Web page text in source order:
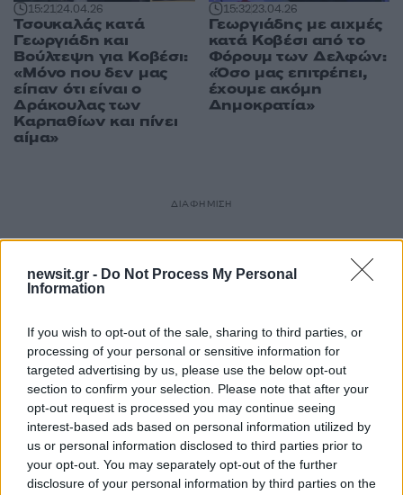
newsit.gr - Do Not Process My Personal
Information
If you wish to opt-out of the sale, sharing to third parties, or
processing of your personal or sensitive information for
targeted advertising by us, please use the below opt-out
section to confirm your selection. Please note that after your
opt-out request is processed you may continue seeing
interest-based ads based on personal information utilized by
us or personal information disclosed to third parties prior to
your opt-out. You may separately opt-out of the further
disclosure of your personal information by third parties on the
15:2124.04.26
Τσουκαλάς κατά
Γεωργιάδη και
Βούλτεψη για Κοβέσι:
«Μόνο που δεν μας
είπαν ότι είναι ο
Δράκουλας των
Καρπαθίων και πίνει
αίμα»
15:3223.04.26
Γεωργιάδης με αιχμές
κατά Κοβέσι από το
Φόρουμ των Δελφών:
«Όσο μας επιτρέπει,
έχουμε ακόμη
Δημοκρατία»
ΔΙΑΦΗΜΙΣΗ
89